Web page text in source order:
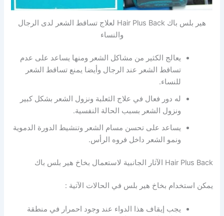
هير بلس باك Hair Plus Back لعلاج تساقط الشعر لدى الرجال
والنساء
يعالج الكثير من مشاكل الشعر ومنها يساعد على عدم
تساقط الشعر عند الرجال وأيضا يمنع تساقط الشعر
للنساء.
له دور فعال في علاج الثعلبة ونزول الشعر بشكل كبير
ونزول الشعر بسبب الحالة النفسية.
يساعد على تحسن مسام الشعر وتنشيط الدورة الدموية
ونمو الشعر داخل فروه الرأس.
Hair Plus Back الآثار الجانبية لاستعمال بخاخ هير بلس باك
يمكن استخدام بخاخ هير بلس في الحالات الآتية :
يجب إيقاف هذا الدواء عند وجود احمرار في منطقة